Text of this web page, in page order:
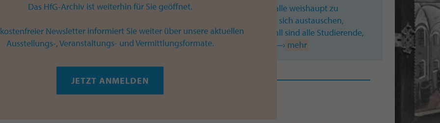
Immer zu Semesterbeginn laden das Museum Ulm und die kunsthalle weishaupt zu
Führungen mit anschließendem Drink ein. Die Besuchenden können sich austauschen,
und gemeinsam Ulmer Kunst und Kultur entdecken. Beim Kunstknall sind alle Studierende,
und junge Leute, die sich für Kunst begeistern, neu in der Stadt... —› mehr
Das HfG-Archiv ist weiterhin für Sie geöffnet.
Newsletter informiert Sie weiter über unsere aktuellen
Ausstellungs-, Veranstaltungs- und Vermittlungsformate.
JETZT ANMELDEN